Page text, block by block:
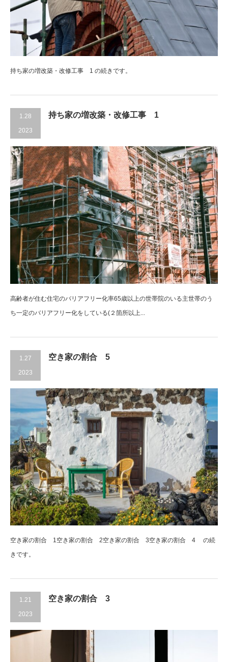
持ち家の増改築・改修工事 1 の続きです。
1.28
2023
持ち家の増改築・改修工事 1
高齢者が住む住宅のバリアフリー化率65歳以上の世帯院のいる主世帯のう
ち一定のバリアフリー化をしている(２箇所以上...
1.27
2023
空き家の割合 5
空き家の割合 1空き家の割合 2空き家の割合 3空き家の割合 4 の続
きです。
1.21
2023
空き家の割合 3